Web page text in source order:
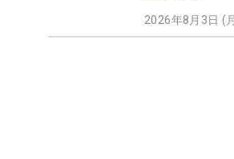
2026年8月3日 (